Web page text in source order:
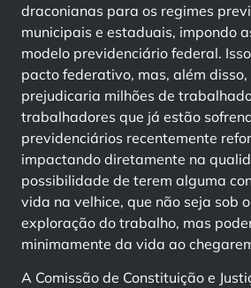
draconianas para os regimes
municipais e estaduais, impondo
modelo previdenciário federal.
pacto federativo, mas, além
prejudicaria milhões de
trabalhadores que já estão
previdenciários recentemente
impactando diretamente na
possibilidade de terem alguma
vida na velhice, que não seja sob
exploração do trabalho, mas
minimamente da vida ao
A Comissão de Constituição e